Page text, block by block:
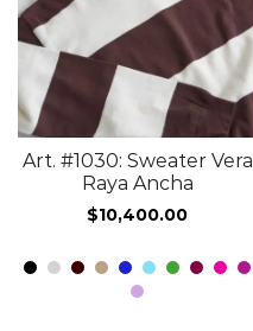
Art. #1030: Sweater Vera
Raya Ancha
$10,400.00